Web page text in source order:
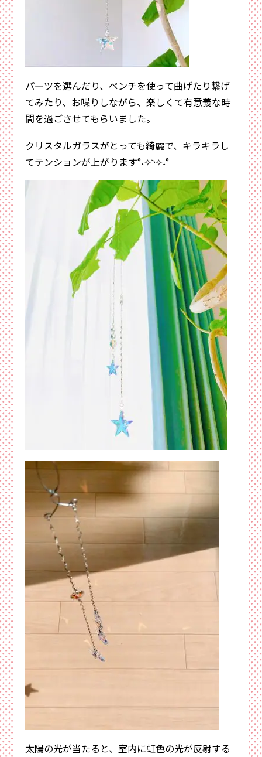
パーツを選んだり、ペンチを使って曲げたり繋げ
てみたり、お喋りしながら、楽しくて有意義な時
間を過ごさせてもらいました。
クリスタルガラスがとっても綺麗で、キラキラし
てテンションが上がります°˖✧◝✧˖°
太陽の光が当たると、室内に虹色の光が反射する